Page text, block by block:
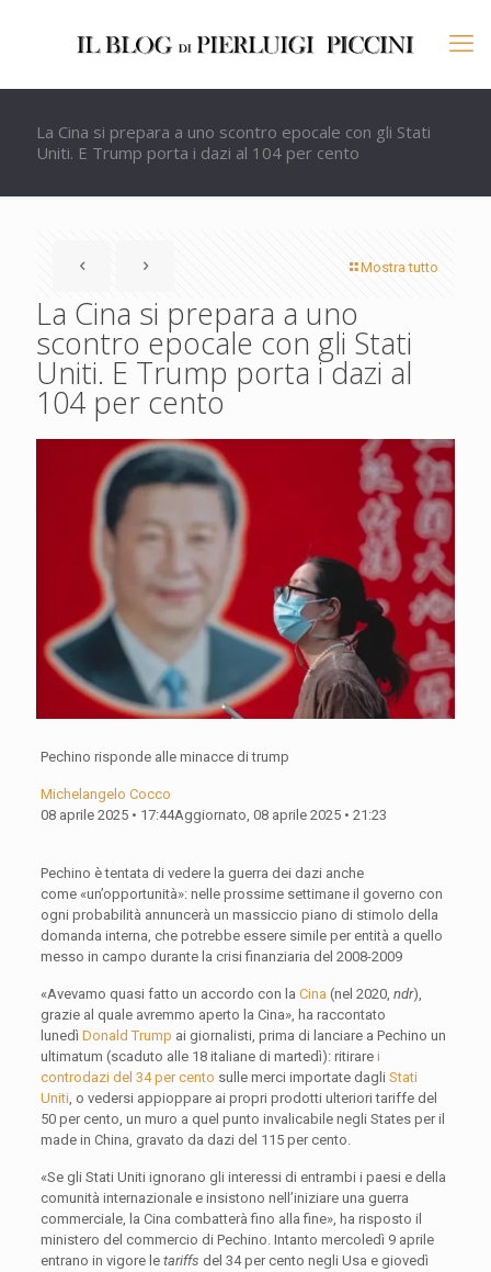
La Cina si prepara a uno scontro epocale con gli Stati
Uniti. E Trump porta i dazi al 104 per cento
Mostra tutto
La Cina si prepara a uno
scontro epocale con gli Stati
Uniti. E Trump porta i dazi al
104 per cento
Pechino risponde alle minacce di trump
Michelangelo Cocco
08 aprile 2025 • 17:44Aggiornato, 08 aprile 2025 • 21:23
Pechino è tentata di vedere la guerra dei dazi anche
come «un’opportunità»: nelle prossime settimane il governo con
ogni probabilità annuncerà un massiccio piano di stimolo della
domanda interna, che potrebbe essere simile per entità a quello
messo in campo durante la crisi finanziaria del 2008-2009
«Avevamo quasi fatto un accordo con la Cina (nel 2020, ndr),
grazie al quale avremmo aperto la Cina», ha raccontato
lunedì Donald Trump ai giornalisti, prima di lanciare a Pechino un
ultimatum (scaduto alle 18 italiane di martedì): ritirare i
controdazi del 34 per cento sulle merci importate dagli Stati
Uniti, o vedersi appioppare ai propri prodotti ulteriori tariffe del
50 per cento, un muro a quel punto invalicabile negli States per il
made in China, gravato da dazi del 115 per cento.
«Se gli Stati Uniti ignorano gli interessi di entrambi i paesi e della
comunità internazionale e insistono nell’iniziare una guerra
commerciale, la Cina combatterà fino alla fine», ha risposto il
ministero del commercio di Pechino. Intanto mercoledì 9 aprile
entrano in vigore le tariffs del 34 per cento negli Usa e giovedì